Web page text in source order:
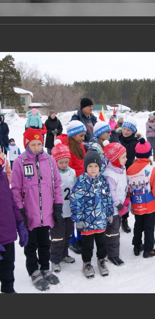
Версия для слабовидящих
Деятельность